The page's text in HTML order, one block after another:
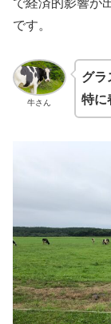
です。
牛さん
グラ
特に